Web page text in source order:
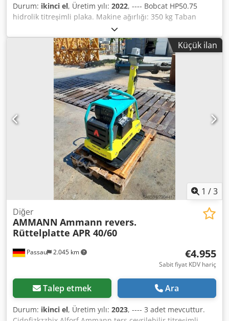
Durum: ikinci el, Üretim yılı: 2022, ---- Bobcat HP50.75
hidrolik titreşimli plaka. Makine ağırlığı: 350 kg Taban
plakasının uzunluğu: 450 mm Makine uzunluğu: 900 mm
Saplı makine uzunluğu: 1.600 mm Makine yüksekliği: 820
mm Codpfxozkz Tke Alfjrf Sap yüksekliği (çalışma): 1.000
mm Sap yüksekliği (taşıma): 1.500 mm Makine genişliği:
450/600/750 mm Motor: Hatz Supra 1D50S Yakıt: Dizel
Motor gücü (devir/dakika): 3200 devirde 7 kW Maksimum
titreşim frekansı: 70 Hz Maksimum merkezkaç kuvveti: 50
kN Tırmanma eğimi: %36 Genlik: 1,7 mm
Küçük ilan
1 /3
Passau 2.045 km
Diğer
AMMANN Ammann revers.
Rüttelplatte APR 40/60
€4.955
Sabit fiyat KDV hariç
Talep etmek Ara
Durum: ikinci el, Üretim yılı: 2023, ---- 3 adet mevcuttur.